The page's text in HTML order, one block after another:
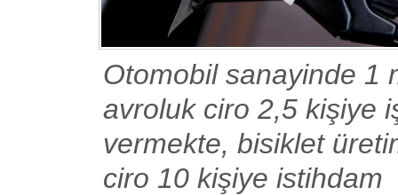
Otomobil sanayinde 1
avroluk ciro 2,5 kişiye
vermekte, bisiklet
ciro 10 kişiye istihdam